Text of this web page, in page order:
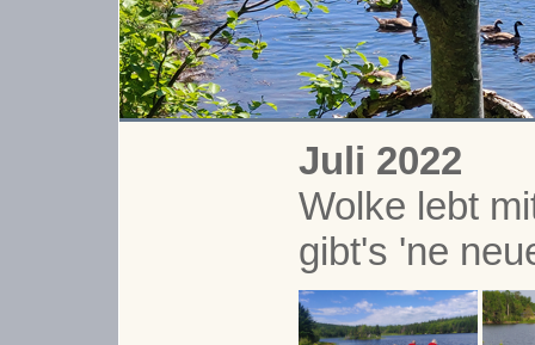
Juli 2022
Wolke lebt
gibt's 'ne